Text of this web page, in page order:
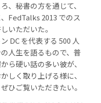
、秘書の方を通じて、
FedTalks 2013 でのス
いただいた。
DC を代表する 500 人
人生を語るもので、普
ら硬い話の多い彼が、
しく取り上げる様に、
ひご覧いただきたい。